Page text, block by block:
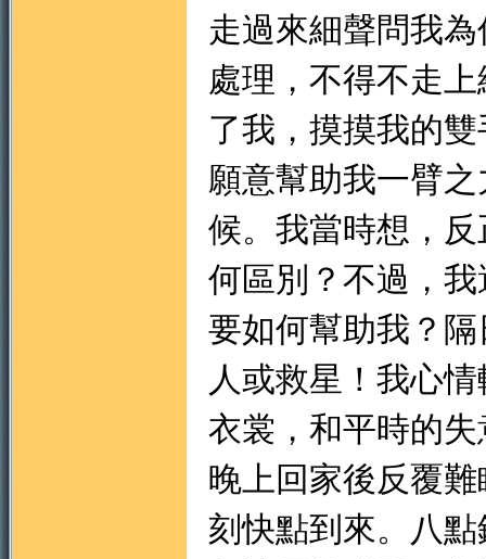
走過來細聲問我
處理，不得不走
了我，摸摸我的
願意幫助我一臂
候。我當時想，
何區別？不過，
要如何幫助我？
人或救星！我心
衣裳，和平時的
晚上回家後反覆
刻快點到來。八